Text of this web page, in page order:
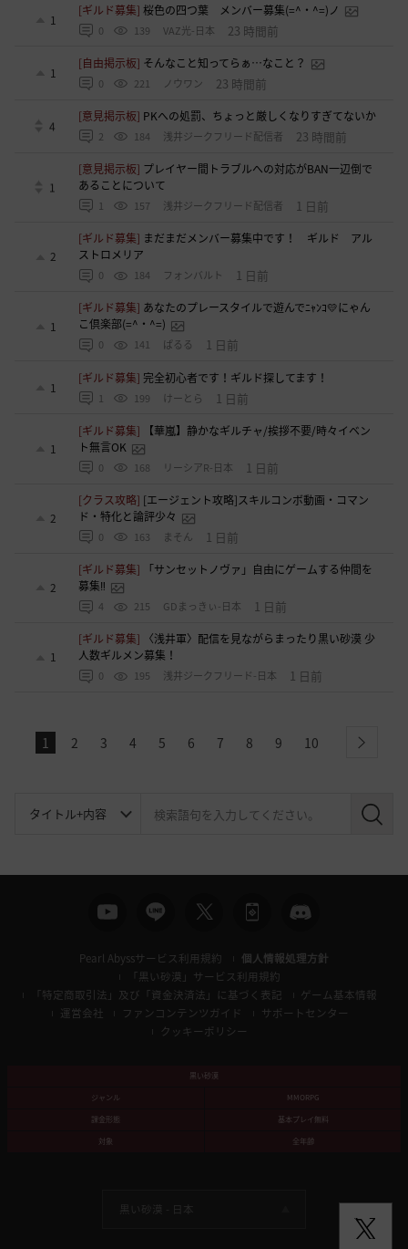
1
[ギルド募集]桜色の四つ葉 メンバー募集(=^・^=)ノ
0 139 VAZ光-日本 23 時間前
1
[自由掲示板] そんなこと知ってらぁ…なこと？
0 221 ノウワン 23 時間前
4
[意見掲示板] PKへの処罰、ちょっと厳しくなりすぎてないか
2 184 浅井ジークフリード配信者 23 時間前
1
[意見掲示板] プレイヤー間トラブルへの対応がBAN一辺倒で
あることについて
1 157 浅井ジークフリード配信者 1 日前
2
[ギルド募集] まだまだメンバー募集中です！ ギルド アル
ストロメリア
0 184 フォンバルト 1 日前
1
[ギルド募集] あなたのプレースタイルで遊んでﾆｬﾝｺ💛にゃん
こ倶楽部(=^・^=)
0 141 ぱるる 1 日前
1
[ギルド募集] 完全初心者です！ギルド探してます！
1 199 けーとら 1 日前
1
[ギルド募集]
【華嵐】静かなギルチャ/挨拶不要/時々イベン
ト無言OK
0 168 リーシアR-日本 1 日前
2
[クラス攻略] [エージェント攻略]スキルコンボ動画・コマン
ド・特化と論評少々
0 163 まそん 1 日前
2
[ギルド募集]
「サンセットノヴァ」自由にゲームする仲間を
募集‼️
4 215 GDまっきぃ-日本 1 日前
1
[ギルド募集]
〈浅井軍〉配信を見ながらまったり黒い砂漠 少
人数ギルメン募集！
0 195 浅井ジークフリード-日本 1 日前
1 2 3 4 5 6 7 8 9 10 next
検
Pearl Abyssサービス利用規約
個人情報処理方針
「黒い砂漠」サービス利用規約
「特定商取引法」及び「資金決済法」に基づく表記
ゲーム基本情報
運営会社
ファンコンテンツガイド
サポートセンター
クッキーポリシー
黒い砂漠
ジャンル
MMORPG
課金形態
基本プレイ無料
対象
全年齢
黒い砂漠 - 日本